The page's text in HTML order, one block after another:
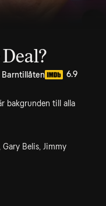
Barntillåten 6.9
bakgrunden till alla
Gary Belis, Jimmy